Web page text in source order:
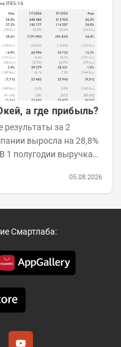
а где прибыль?
результаты за 2
1 полугодии выручка
05.08.2026
Смартлаба: